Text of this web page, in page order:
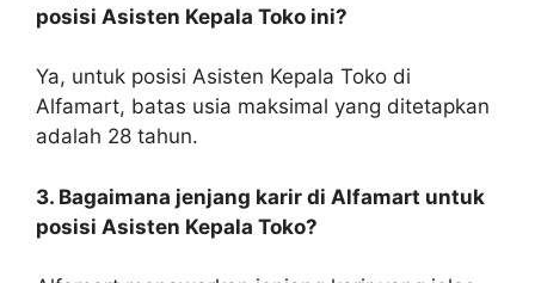
posisi Asisten Kepala Toko ini?
Ya, untuk posisi Asisten Kepala Toko di
Alfamart, batas usia maksimal yang ditetapkan
adalah 28 tahun.
3. Bagaimana jenjang karir di Alfamart untuk
posisi Asisten Kepala Toko?